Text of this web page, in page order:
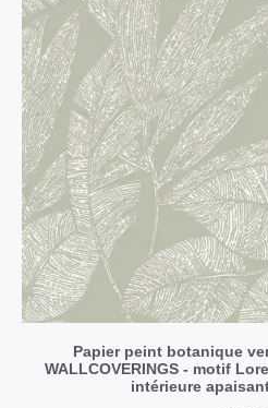
Papier peint botanique
WALLCOVERINGS - motif
intérieure